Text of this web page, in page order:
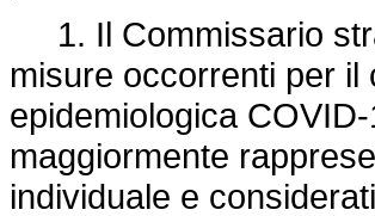
1. Il Commissario
misure occorrenti per
epidemiologica
maggiormente
individuale e